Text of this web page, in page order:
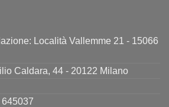
Località Vallemme 21 - 15066
Caldara, 44 - 20122 Milano